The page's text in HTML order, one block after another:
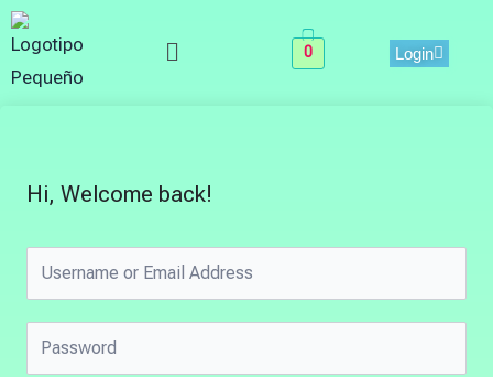
Skip
to
content
Menu 0 Login
Hi, Welcome back!